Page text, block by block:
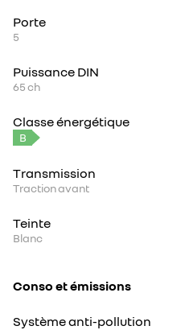
Porte
5
Puissance DIN
65ch
Classe énergétique
B
Transmission
Traction avant
Teinte
Blanc
Conso et émissions
Système anti-pollution